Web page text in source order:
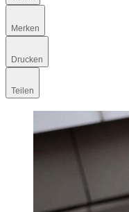
Merken
Drucken
Teilen